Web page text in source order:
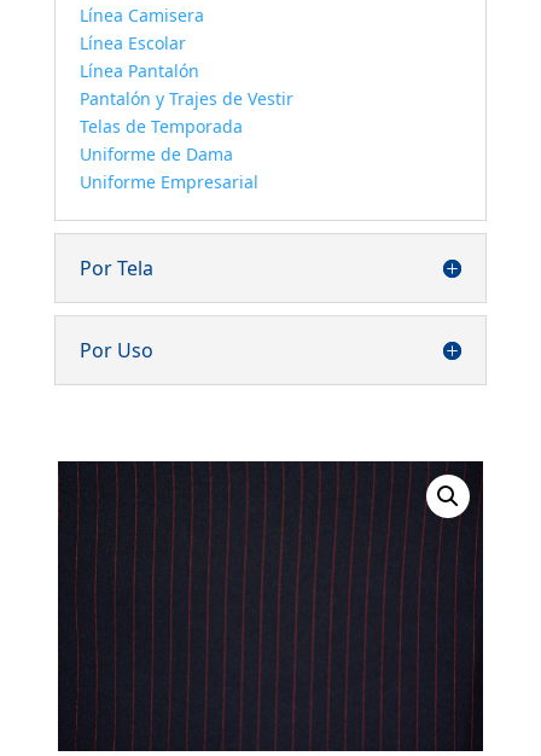
Línea Camisera
Línea Escolar
Línea Pantalón
Pantalón y Trajes de Vestir
Telas de Temporada
Uniforme de Dama
Uniforme Empresarial
Por Tela
Por Uso